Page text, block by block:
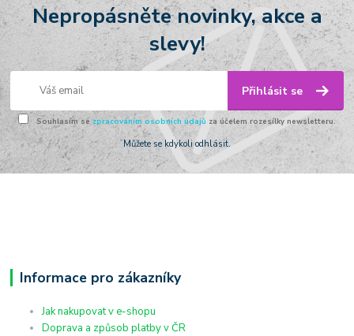
Nepropásněte novinky, akce a
slevy!
Přihlásit se
Souhlasím se zpracováním osobních údajů za účelem rozesílky newsletteru.
Můžete se kdykoli odhlásit.
Informace pro zákazníky
Jak nakupovat v e-shopu
Doprava a způsob platby v ČR